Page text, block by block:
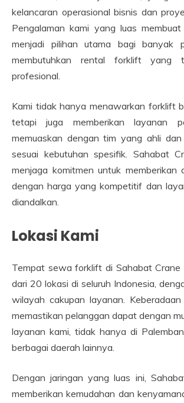
kelancaran operasional bisnis dan
Pengalaman kami yang luas
menjadi pilihan utama bagi banyak
membutuhkan rental forklift yang
profesional.
Kami tidak hanya menawarkan forklift
tetapi juga memberikan layanan
memuaskan dengan tim yang ahli
sesuai kebutuhan spesifik. Sahabat
menjaga komitmen untuk memberikan
dengan harga yang kompetitif dan
diandalkan.
Lokasi Kami
Tempat sewa forklift di Sahabat Crane
dari 20 lokasi di seluruh Indonesia,
wilayah cakupan layanan.
memastikan pelanggan dapat dengan
layanan kami, tidak hanya di
berbagai daerah lainnya.
Dengan jaringan yang luas ini,
memberikan kemudahan dan